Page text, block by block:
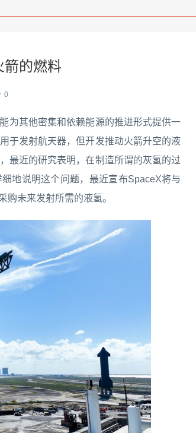
箭的燃料
0
为其他密集和依赖能源的推进形式提供一
于发射航天器，但开发推动火箭升空的液
最近的研究表明，在制造所谓的灰氢的过
地说明这个问题，最近宣布SpaceX将与
购未来发射所需的液氢。